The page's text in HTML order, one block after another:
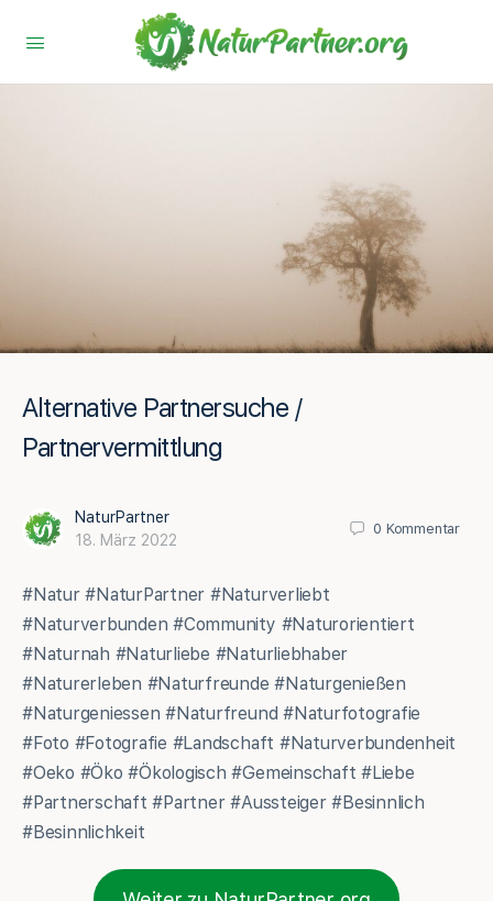
Alternative Partnersuche /
Partnervermittlung
NaturPartner
18. März 2022
0 Kommentar
#Natur #NaturPartner #Naturverliebt
#Naturverbunden #Community #Naturorientiert
#Naturnah #Naturliebe #Naturliebhaber
#Naturerleben #Naturfreunde #Naturgenießen
#Naturgeniessen #Naturfreund #Naturfotografie
#Foto #Fotografie #Landschaft #Naturverbundenheit
#Oeko #Öko #Ökologisch #Gemeinschaft #Liebe
#Partnerschaft #Partner #Aussteiger #Besinnlich
#Besinnlichkeit